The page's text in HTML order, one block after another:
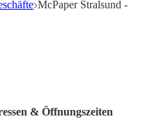
McPaper Stralsund -
& Öffnungszeiten